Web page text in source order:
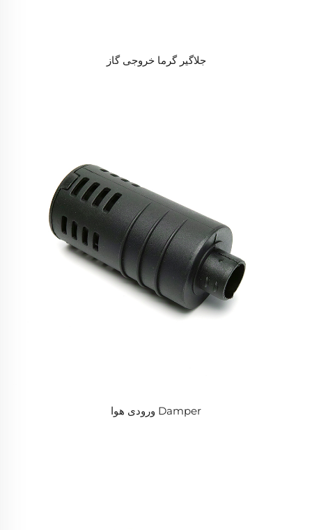
جلاگیر گرما خروجی گاز
Damper ورودی هوا